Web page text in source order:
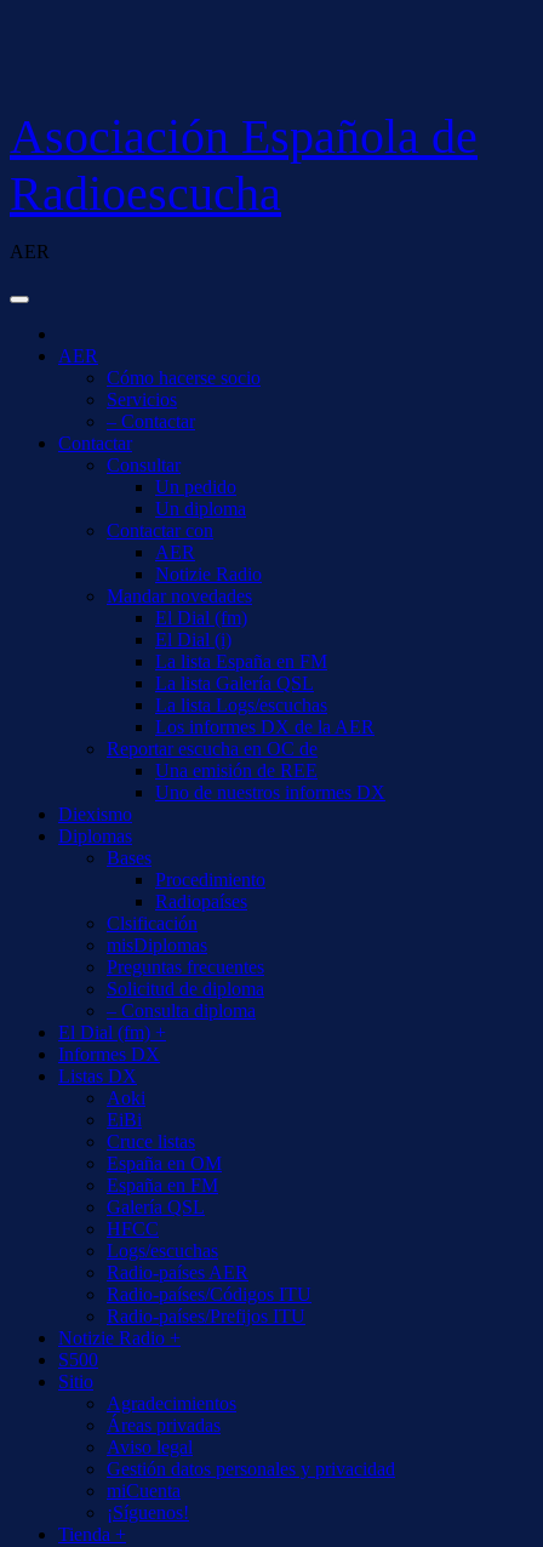
Asociación Española de
Radioescucha
AER
AER
Cómo hacerse socio
Servicios
– Contactar
Contactar
Consultar
Un pedido
Un diploma
Contactar con
AER
Notizie Radio
Mandar novedades
El Dial (fm)
El Dial (i)
La lista España en FM
La lista Galería QSL
La lista Logs/escuchas
Los informes DX de la AER
Reportar escucha en OC de
Una emisión de REE
Uno de nuestros informes DX
Diexismo
Diplomas
Bases
Procedimiento
Radiopaíses
Clsificación
misDiplomas
Preguntas frecuentes
Solicitud de diploma
– Consulta diploma
El Dial (fm) +
Informes DX
Listas DX
Aoki
EiBi
Cruce listas
España en OM
España en FM
Galería QSL
HFCC
Logs/escuchas
Radio-países AER
Radio-países/Códigos ITU
Radio-países/Prefijos ITU
Notizie Radio +
S500
Sitio
Agradecimientos
Áreas privadas
Aviso legal
Gestión datos personales y privacidad
miCuenta
¡Síguenos!
Tienda +